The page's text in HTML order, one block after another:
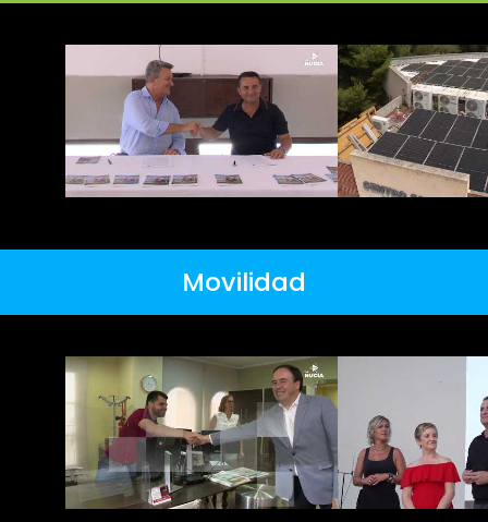
Movilidad